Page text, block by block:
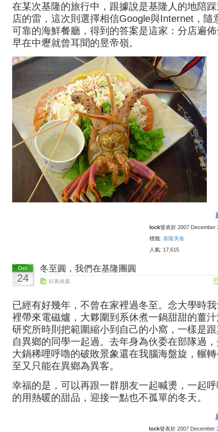
在某次基隆的旅行中，跟據說是基隆人的地陪
店的雷，這次則選擇相信Google與Internet，隨
可靠的海鮮餐廳，得到的答案是這家：分店遍
早在中壢就曾耳聞的昱帝嶺。
lock發表於 2007 December
標籤: 基隆美食
人氣: 17,615
Dec
24
冬至圓，我們在基隆團圓
好鼻推薦
已經有好幾年，不曾在家裡過冬至。念大學時
裡帶來電磁爐，大夥圍到系休煮一鍋甜甜的薑
研究所時則把範圍縮小到自己的小窩，一樣是
自異鄉的同學一起過。去年身為伙委在部隊過
大鍋稀哩呼嚕的破敗景象還在我腦海盤旋，輾
至又只能在異鄉為異客。
幸福的是，可以再跟一群朋友一起喊燙，一起
的用熱暖的甜品，迎接一點也不孤單的冬天。
lock發表於 2007 December